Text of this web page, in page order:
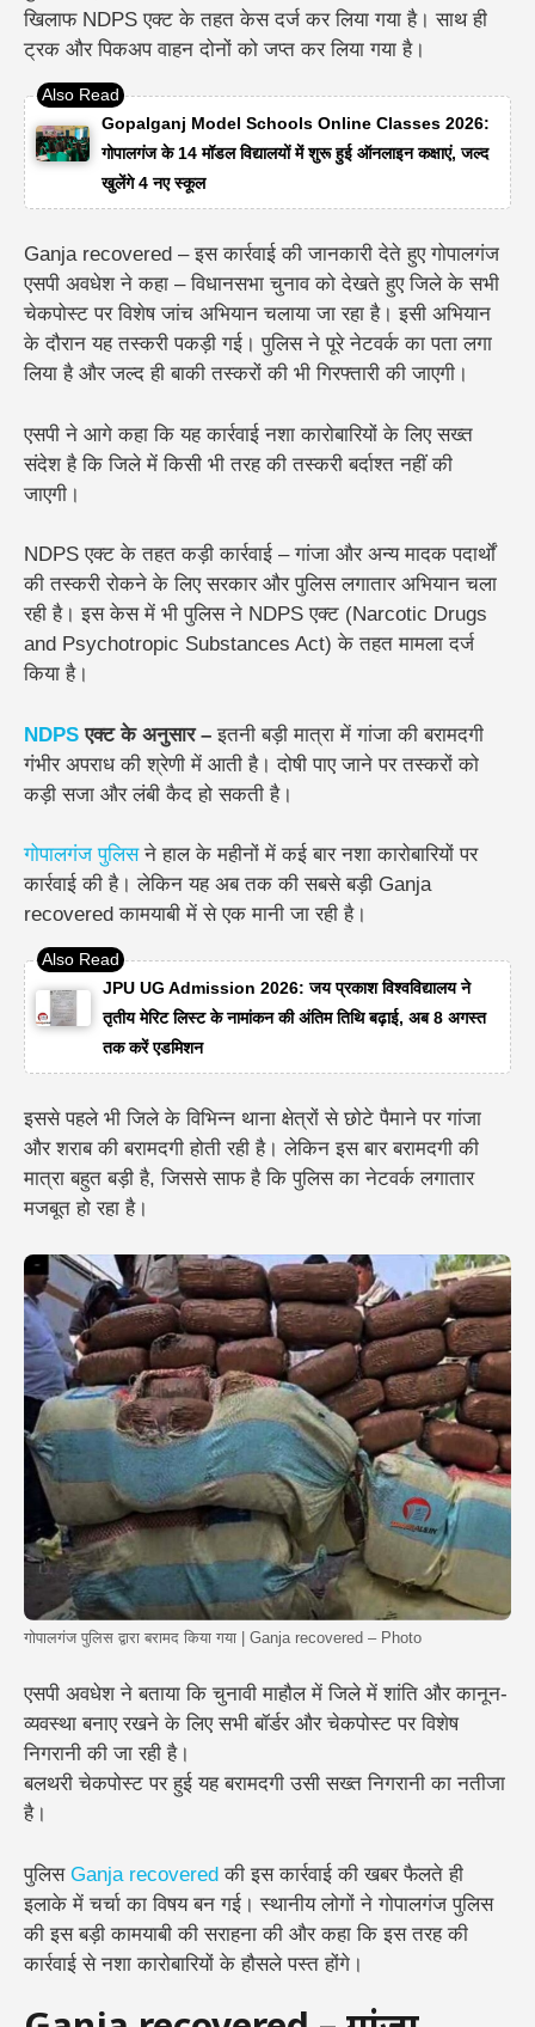
खिलाफ NDPS एक्ट के तहत केस दर्ज कर लिया गया है। साथ ही
ट्रक और पिकअप वाहन दोनों को जप्त कर लिया गया है।
Gopalganj Model Schools Online Classes 2026:
गोपालगंज के 14 मॉडल विद्यालयों में शुरू हुई ऑनलाइन कक्षाएं, जल्द
खुलेंगे 4 नए स्कूल
Ganja recovered – इस कार्रवाई की जानकारी देते हुए गोपालगंज
एसपी अवधेश ने कहा –विधानसभा चुनाव को देखते हुए जिले के सभी
चेकपोस्ट पर विशेष जांच अभियान चलाया जा रहा है। इसी अभियान
के दौरान यह तस्करी पकड़ी गई। पुलिस ने पूरे नेटवर्क का पता लगा
लिया है और जल्द ही बाकी तस्करों की भी गिरफ्तारी की जाएगी।
एसपी ने आगे कहा कि यह कार्रवाई नशा कारोबारियों के लिए सख्त
संदेश है कि जिले में किसी भी तरह की तस्करी बर्दाश्त नहीं की
जाएगी।
NDPS एक्ट के तहत कड़ी कार्रवाई –गांजा और अन्य मादक पदार्थों
की तस्करी रोकने के लिए सरकार और पुलिस लगातार अभियान चला
रही है। इस केस में भी पुलिस ने NDPS एक्ट (Narcotic Drugs
and Psychotropic Substances Act) के तहत मामला दर्ज
किया है।
NDPS एक्ट के अनुसार –इतनी बड़ी मात्रा में गांजा की बरामदगी
गंभीर अपराध की श्रेणी में आती है।दोषी पाए जाने पर तस्करों को
कड़ी सजा और लंबी कैद हो सकती है।
गोपालगंज पुलिसने हाल के महीनों में कई बार नशा कारोबारियों पर
कार्रवाई की है। लेकिन यह अब तक की सबसे बड़ी Ganja
recovered कामयाबी में से एक मानी जा रही है।
JPU UG Admission 2026: जय प्रकाश विश्वविद्यालय ने
तृतीय मेरिट लिस्ट के नामांकन की अंतिम तिथि बढ़ाई, अब 8 अगस्त
तक करें एडमिशन
इससे पहले भी जिले के विभिन्न थाना क्षेत्रों से छोटे पैमाने पर गांजा
और शराब की बरामदगी होती रही है।लेकिन इस बार बरामदगी की
मात्रा बहुत बड़ी है, जिससे साफ है कि पुलिस का नेटवर्क लगातार
मजबूत हो रहा है।
गोपालगंज पुलिस द्वारा बरामद किया गया | Ganja recovered – Photo
एसपी अवधेश ने बताया कि चुनावी माहौल में जिले में शांति और कानून-
व्यवस्था बनाए रखने के लिए सभी बॉर्डर और चेकपोस्ट पर विशेष
निगरानी की जा रही है।
बलथरी चेकपोस्ट पर हुई यह बरामदगी उसी सख्त निगरानी का नतीजा
है।
पुलिस Ganja recovered की इस कार्रवाई की खबर फैलते ही
इलाके में चर्चा का विषय बन गई। स्थानीय लोगों ने गोपालगंज पुलिस
की इस बड़ी कामयाबी की सराहना की और कहा कि इस तरह की
कार्रवाई से नशा कारोबारियों के हौसले पस्त होंगे।